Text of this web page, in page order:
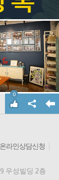
0
온라인상담신청
우성빌딩 2층